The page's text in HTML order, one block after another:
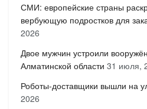
СМИ: европейские страны
вербующую подростков для
2026
Двое мужчин устроили
Алматинской области 31 июля,
Роботы-доставщики вышли на
2026